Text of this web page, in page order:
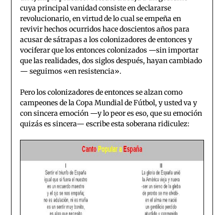
cuya principal vanidad consiste en declararse
revolucionario, en virtud de lo cual se empeña en
revivir hechos ocurridos hace doscientos años para
acusar de sátrapas a los colonizadores de entonces y
vociferar que los entonces colonizados —sin importar
que las realidades, dos siglos después, hayan cambiado
— seguimos «en resistencia».
Pero los colonizadores de entonces se alzan como
campeones de la Copa Mundial de Fútbol, y usted va y
con sincera emoción —y lo peor es eso, que su emoción
quizás es sincera— escribe esta soberana ridiculez: